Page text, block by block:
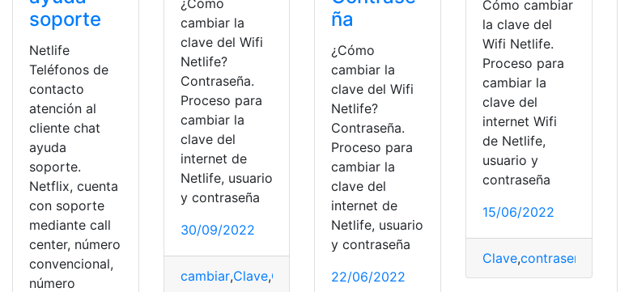
soporte
Netlife
Teléfonos de
contacto
atención al
cliente chat
ayuda
soporte.
Netflix, cuenta
con soporte
mediante call
center, número
convencional,
número
¿Cómo
cambiar la
clave del Wifi
Netlife?
Contraseña.
Proceso para
cambiar la
clave del
internet de
Netlife, usuario
y contraseña
30/09/2022
cambiar,Clave,Consulta Consulta online Netlife
ña
¿Cómo
cambiar la
clave del Wifi
Netlife?
Contraseña.
Proceso para
cambiar la
clave del
internet de
Netlife, usuario
y contraseña
22/06/2022
Cómo cambiar
la clave del
Wifi Netlife.
Proceso para
cambiar la
clave del
internet Wifi
de Netlife,
usuario y
contraseña
15/06/2022
Clave,contraseña